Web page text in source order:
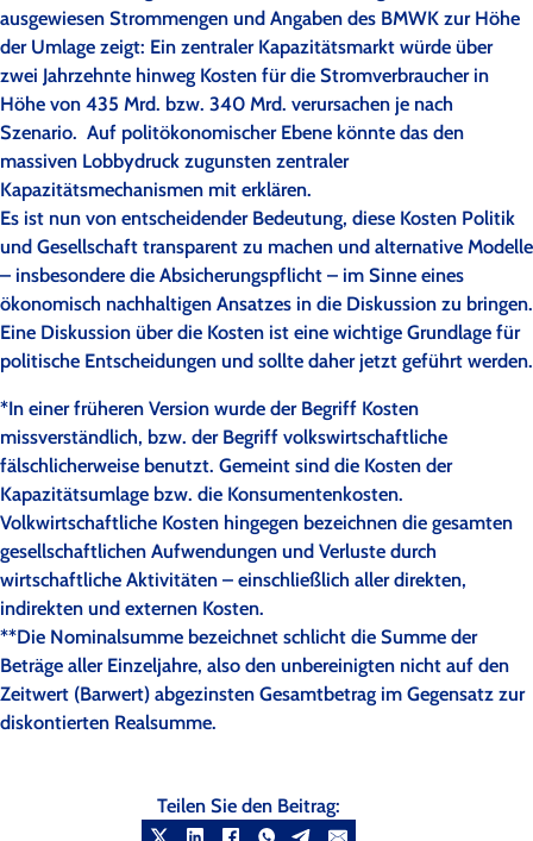
ausgewiesen Strommengen und Angaben des BMWK zur Höhe
der Umlage zeigt: Ein zentraler Kapazitätsmarkt würde über
zwei Jahrzehnte hinweg Kosten für die Stromverbraucher in
Höhe von 435 Mrd. bzw. 340 Mrd. verursachen je nach
Szenario. Auf politökonomischer Ebene könnte das den
massiven Lobbydruck zugunsten zentraler
Kapazitätsmechanismen mit erklären.
Es ist nun von entscheidender Bedeutung, diese Kosten Politik
und Gesellschaft transparent zu machen und alternative Modelle
– insbesondere die Absicherungspflicht – im Sinne eines
ökonomisch nachhaltigen Ansatzes in die Diskussion zu bringen.
Eine Diskussion über die Kosten ist eine wichtige Grundlage für
politische Entscheidungen und sollte daher jetzt geführt werden.
*In einer früheren Version wurde der Begriff Kosten
missverständlich, bzw. der Begriff volkswirtschaftliche
fälschlicherweise benutzt. Gemeint sind die Kosten der
Kapazitätsumlage bzw. die Konsumentenkosten.
Volkwirtschaftliche Kosten hingegen bezeichnen die gesamten
gesellschaftlichen Aufwendungen und Verluste durch
wirtschaftliche Aktivitäten – einschließlich aller direkten,
indirekten und externen Kosten.
**Die Nominalsumme bezeichnet schlicht die Summe der
Beträge aller Einzeljahre, also den unbereinigten nicht auf den
Zeitwert (Barwert) abgezinsten Gesamtbetrag im Gegensatz zur
diskontierten Realsumme.
Teilen Sie den Beitrag: